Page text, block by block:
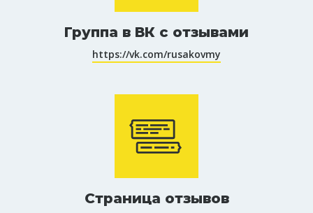
Группа в ВК с отзывами
https://vk.com/rusakovmy
Страница отзывов